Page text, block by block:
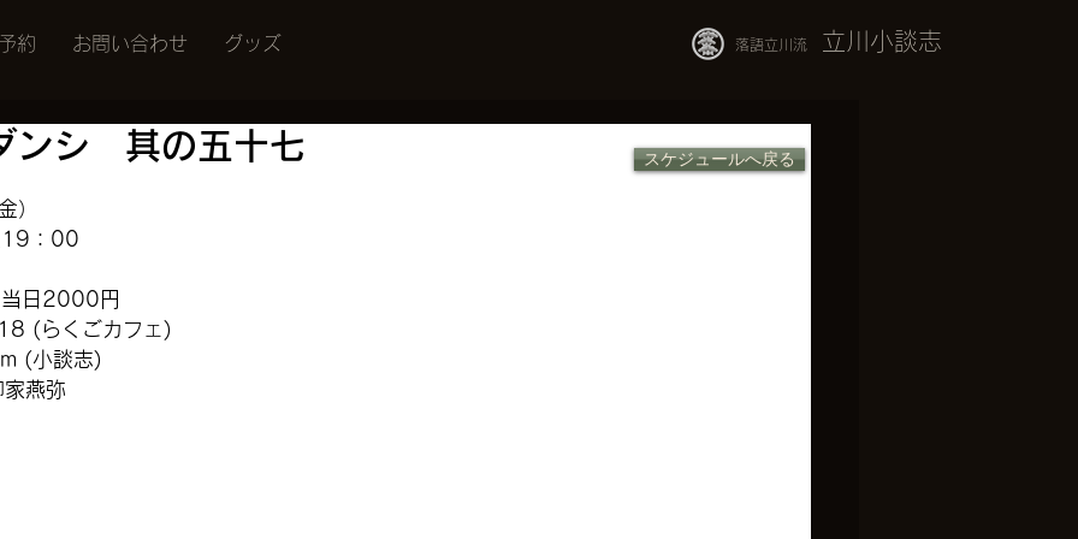
約 お問い合わせ グッズ 落語立川流 立川小談志
ンシ 其の五十七
）
19：00
日2000円
(らくごカフェ)
(小談志)
燕弥
スケジュールへ戻る